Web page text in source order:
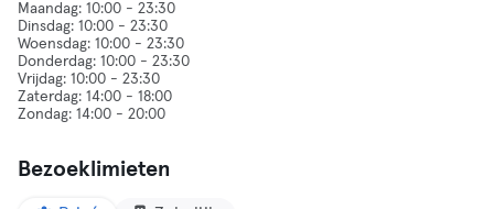
Maandag: 10:00 - 23:30
Dinsdag: 10:00 - 23:30
Woensdag: 10:00 - 23:30
Donderdag: 10:00 - 23:30
Vrijdag: 10:00 - 23:30
Zaterdag: 14:00 - 18:00
Bezoeklimieten